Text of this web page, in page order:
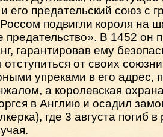
его предательский союз с
подвигли короля на
В 1452 он
гарантировав ему
отступиться от своих
упреками в его адрес,
а королевская
в Англию и осадил
где 3 августа погиб в